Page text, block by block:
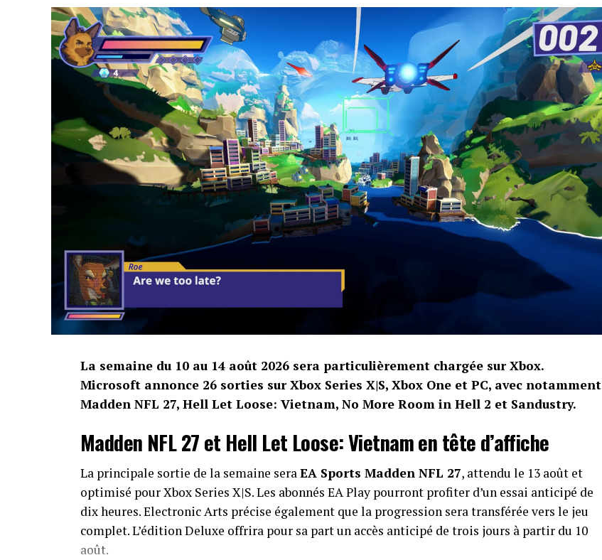
La semaine du 10 au 14 août 2026 sera particulièrement chargée sur Xbox.
Microsoft annonce 26 sorties sur Xbox Series X|S, Xbox One et PC, avec notamment
Madden NFL 27, Hell Let Loose: Vietnam, No More Room in Hell 2 et Sandustry.
Madden NFL 27 et Hell Let Loose: Vietnam en tête d’affiche
La principale sortie de la semaine seraEA Sports Madden NFL 27, attendu le 13 août et
optimisé pour Xbox Series X|S. Les abonnés EA Play pourront profiter d’un essai anticipé de
dix heures. Electronic Arts précise également que la progression sera transférée vers le jeu
complet. L’édition Deluxe offrira pour sa part un accès anticipé de trois jours à partir du 10
août.